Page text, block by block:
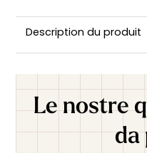
Description du produit
Le nostre
da